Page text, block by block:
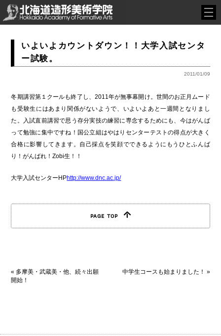
いよいよカウントダウン！！大学入試センタ
ー試験。
2011/01/09
冬期講習第１クールも終了し、2011年が無事幕開け。世間のお正月ムード
も受験生にはあまり関係がないようで、いよいよあと一週間となりまし
た。入試直前講習で思う存分実技の練習に専念するためにも、今はがんば
って勉強に集中ですね！国公立組はやはりセンターテストの得点が大きく
合格に影響してきます。自己採点を笑顔でできるようにもうひとふんば
り！がんばれ！Zobi生！！
大学入試センターHPhttp://www.dnc.ac.jp/
PAGE TOP
« 多摩美・武蔵美・他、続々出願
開始！
中学生コースも始まりました！ »